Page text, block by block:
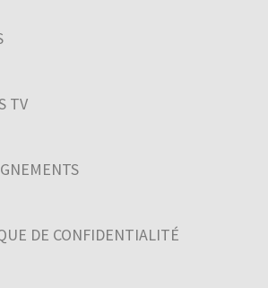
TV
DE CONFIDENTIALITÉ